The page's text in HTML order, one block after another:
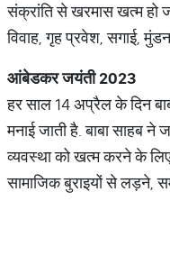
संक्रांति से खरमास खत्म हो
विवाह, गृह प्रवेश, सगाई,
आंबेडकरजयंती2023
हर साल 14 अप्रैल के दिन
मनाई जाती है. बाबा साहब ने
व्यवस्था को खत्म करने के
सामाजिक बुराइयों से लड़ने,